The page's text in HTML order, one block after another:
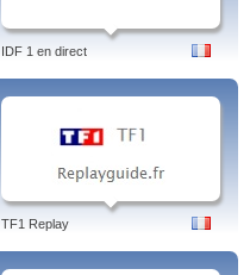
IDF 1 en direct
TF1 Replay